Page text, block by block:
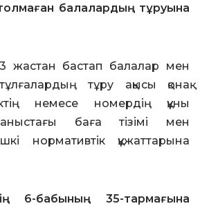
балалардың тұруына
жастан бастап балалар мен
тұру ақысы қонақ
немесе номердің құны
баға тізімі мен
нормативтік құжаттарына
6-бабының 35-тармағына